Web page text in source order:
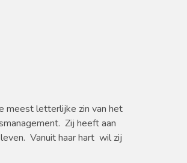
meest letterlijke zin van het
Zij heeft aan
Vanuit haar hart wil zij